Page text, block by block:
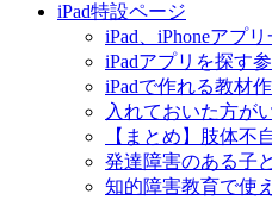
iPad特設ページ
iPad、iPhoneアプ
iPadアプリを探す
iPadで作れる教材
入れておいた方が
【まとめ】肢体不
発達障害のある子
知的障害教育で使